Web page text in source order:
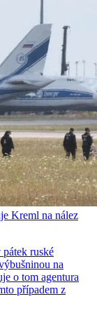
Kreml na nález
ruské
na
o tom agentura
případem z